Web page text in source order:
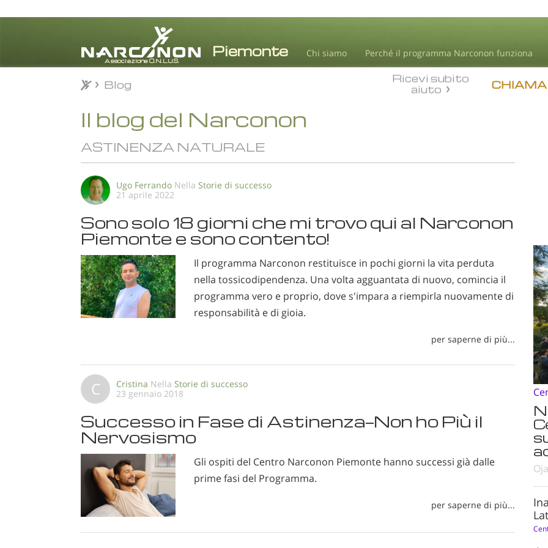
Chi siamo Perché il programma Narconon funziona
CHIAMA
Ricevi subito
aiuto
Blog
Il blog del Narconon
ASTINENZA NATURALE
Ugo Ferrando Nella Storie di successo
21 aprile 2022
Sono solo 18 giorni che mi trovo qui al Narconon
Piemonte e sono contento!
Il programma Narconon restituisce in pochi giorni la vita perduta
nella tossicodipendenza. Una volta agguantata di nuovo, comincia il
programma vero e proprio, dove s'impara a riempirla nuovamente di
responsabilità e di gioia.
per saperne di più...
C Cristina Nella Storie di successo
23 gennaio 2018
Successo in Fase di Astinenza—Non ho Più il
Nervosismo
Gli ospiti del Centro Narconon Piemonte hanno successi già dalle
prime fasi del Programma.
per saperne di più...
Blog